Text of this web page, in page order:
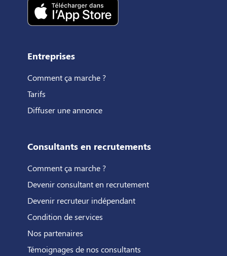
Entreprises
Comment ça marche ?
Tarifs
Diffuser une annonce
Consultants en recrutements
Comment ça marche ?
Devenir consultant en recrutement
Devenir recruteur indépendant
Condition de services
Nos partenaires
Témoignages de nos consultants